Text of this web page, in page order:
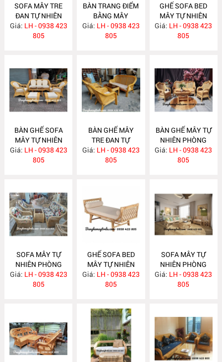
SOFA MÂY TRE
ĐAN TỰ NHIÊN
MA636
Giá: LH - 0938 423
805
BÀN TRANG ĐIỂM
BẰNG MÂY
MA635
Giá: LH - 0938 423
805
GHẾ SOFA BED
MÂY TỰ NHIÊN
MA625
Giá: LH - 0938 423
805
BÀN GHẾ SOFA
MÂY TỰ NHIÊN
PHÒNG KHÁCH
MA624
Giá: LH - 0938 423
805
BÀN GHẾ MÂY
TRE ĐAN TỰ
NHIÊN MA622
Giá: LH - 0938 423
805
BÀN GHẾ MÂY TỰ
NHIÊN PHÒNG
KHÁCH LƯỚI MẮT
CÁO MA621
Giá: LH - 0938 423
805
SOFA MÂY TỰ
NHIÊN PHÒNG
KHÁCH MA620
Giá: LH - 0938 423
805
GHẾ SOFA BED
MÂY TỰ NHIÊN
MA615
Giá: LH - 0938 423
805
SOFA MÂY TỰ
NHIÊN PHÒNG
KHÁCH MA612
Giá: LH - 0938 423
805